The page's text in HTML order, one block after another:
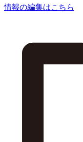
情報の編集はこちら